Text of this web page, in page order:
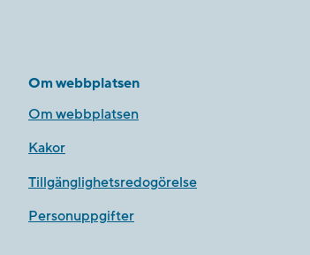
Om webbplatsen
Om webbplatsen
Kakor
Tillgänglighetsredogörelse
Personuppgifter